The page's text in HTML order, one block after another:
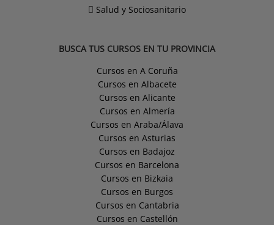
Salud y Sociosanitario
BUSCA TUS CURSOS EN TU PROVINCIA
Cursos en A Coruña
Cursos en Albacete
Cursos en Alicante
Cursos en Almería
Cursos en Araba/Álava
Cursos en Asturias
Cursos en Badajoz
Cursos en Barcelona
Cursos en Bizkaia
Cursos en Burgos
Cursos en Cantabria
Cursos en Castellón